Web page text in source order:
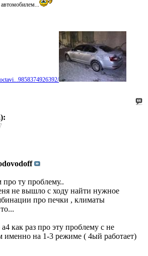
про ту проблему..
не вышло с ходу найти нужное
про печки , климаты
а4 как раз про эту проблему с не
именно на 1-3 режиме ( 4ый работает)